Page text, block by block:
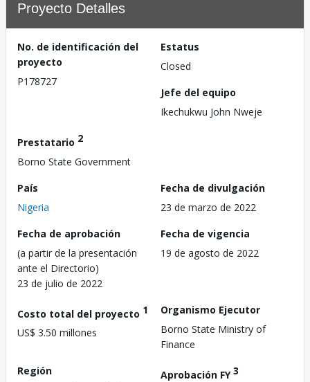
Proyecto Detalles
No. de identificación del
proyecto
P178727
Estatus
Closed
Jefe del equipo
Ikechukwu John Nweje
Prestatario 2
Borno State Government
País
Nigeria
Fecha de divulgación
23 de marzo de 2022
Fecha de aprobación
(a partir de la presentación
ante el Directorio)
23 de julio de 2022
Fecha de vigencia
19 de agosto de 2022
Costo total del proyecto 1
US$ 3.50 millones
Organismo Ejecutor
Borno State Ministry of
Finance
Región
Aprobación FY3